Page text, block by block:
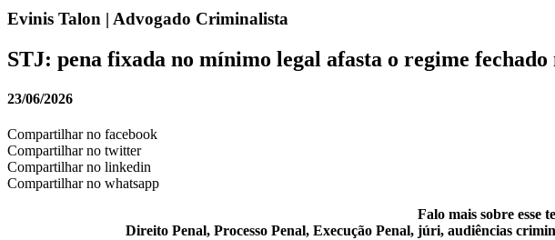
Evinis Talon | Advogado Criminalista
STJ: pena fixada no mínimo legal afasta o regime
23/06/2026
Compartilhar no facebook
Compartilhar no twitter
Compartilhar no linkedin
Compartilhar no whatsapp
Falo mais sobre esse
Direito Penal, Processo Penal, Execução Penal, júri, audiências